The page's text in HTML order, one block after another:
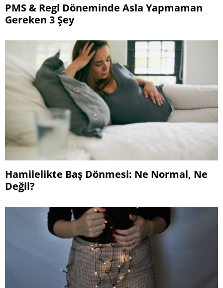
PMS & Regl Döneminde Asla Yapmaman
Gereken 3 Şey
Hamilelikte Baş Dönmesi: Ne Normal, Ne
Değil?